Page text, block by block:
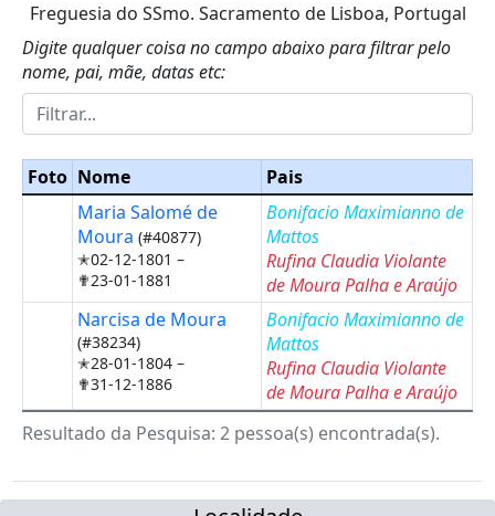
Freguesia do SSmo. Sacramento de Lisboa, Portugal
Digite qualquer coisa no campo abaixo para filtrar pelo
nome, pai, mãe, datas etc:
Foto Nome
Pais
Maria Salomé de
Moura (#40877)
✭02-12-1801 –
✟23-01-1881
Bonifacio Maximianno de
Mattos
Rufina Claudia Violante
de Moura Palha e Araújo
Narcisa de Moura
(#38234)
✭28-01-1804 –
✟31-12-1886
Bonifacio Maximianno de
Mattos
Rufina Claudia Violante
de Moura Palha e Araújo
Resultado da Pesquisa: 2 pessoa(s) encontrada(s).